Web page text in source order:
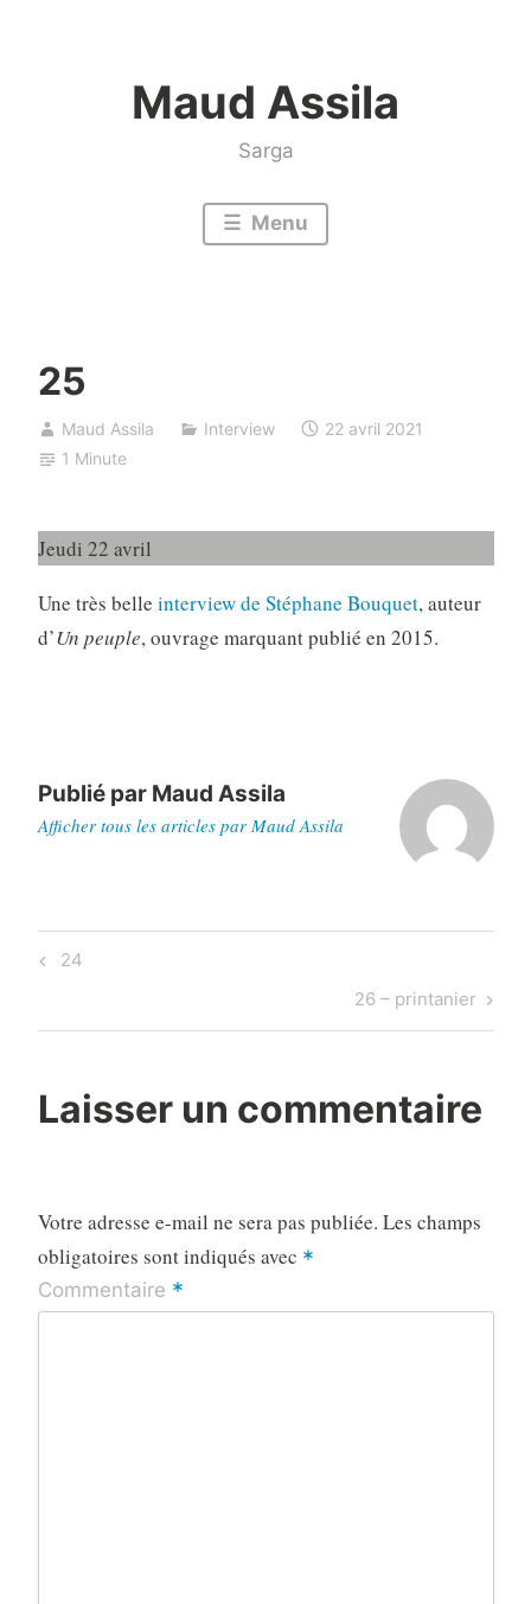
Maud Assila
Sarga
Menu
25
Maud Assila Interview
22 avril 2021
1 Minute
Jeudi 22 avril
Une très belle interview de Stéphane Bouquet, auteur
d’Un peuple, ouvrage marquant publié en 2015.
Publié par Maud Assila
Afficher tous les articles par Maud Assila
Navigation
Previous
24
Next
Post
26 – printanier
Laisser un commentaire
Votre adresse e-mail ne sera pas publiée. Les champs
obligatoires sont indiqués avec *
Commentaire *